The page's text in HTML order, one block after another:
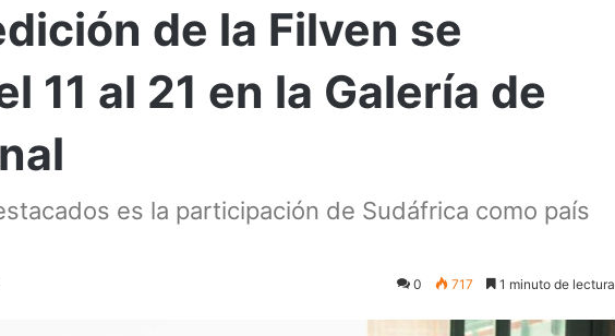
de la Filven se
11 al 21 en la Galería de
es la participación de Sudáfrica como país
0 717 1 minuto de lectura